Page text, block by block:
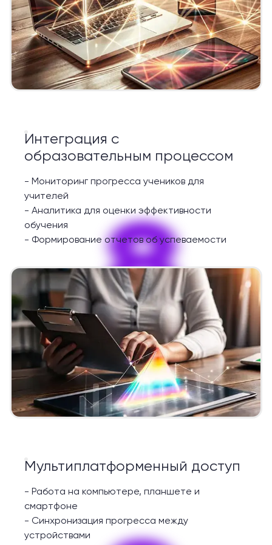
8
Интеграция с
образовательным процессом
- Мониторинг прогресса учеников для
учителей
- Аналитика для оценки эффективности
обучения
- Формирование отчетов об успеваемости
Мультиплатформенный доступ
- Работа на компьютере, планшете и
смартфоне
- Синхронизация прогресса между
устройствами